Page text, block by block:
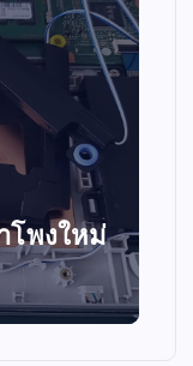
โพงใหม่